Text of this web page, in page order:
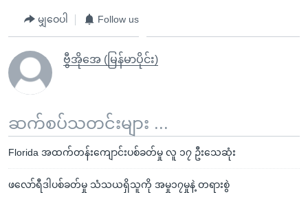
မျှဝေပါ Follow us
ဗွီအိုအေ (မြန်မာပိုင်း)
ဆက်စပ်သတင်းများ ...
Florida အထက်တန်းကျောင်းပစ်ခတ်မှု လူ ၁၇ ဦးသေဆုံး
ဖလော်ရီဒါပစ်ခတ်မှု သံသယရှိသူကို အမှု၁၇မှုနဲ့ တရားစွဲ